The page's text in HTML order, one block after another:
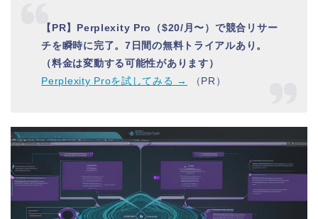
【PR】Perplexity Pro（$20/月〜）で競合リサー
チを瞬時に完了。7日間の無料トライアルあり。
（料金は変動する可能性があります）
Perplexity Proを試してみる →
（PR）